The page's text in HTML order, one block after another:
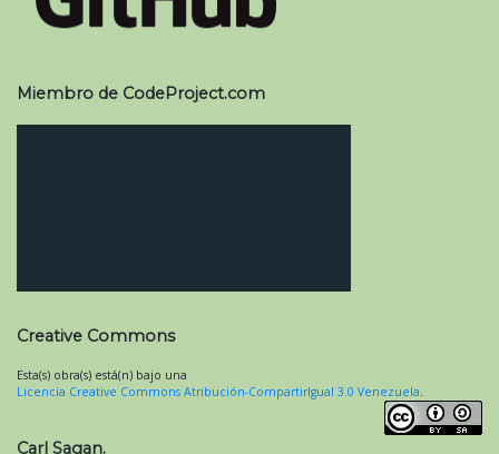
Miembro de CodeProject.com
Creative Commons
Esta(s) obra(s) está(n) bajo una
Licencia Creative Commons Atribución-CompartirIgual 3.0 Venezuela.
Carl Sagan.